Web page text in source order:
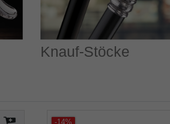
Knauf-Stöcke